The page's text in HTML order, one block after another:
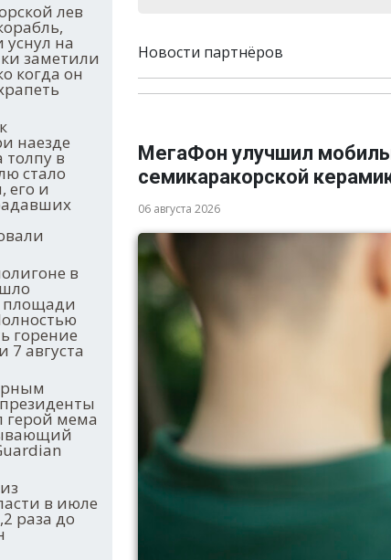
лев
уснул на
заметили
когда он
наезде
в
стало
его и
в
площади
горение
7 августа
герой мема
в июле
раза до
Новости партнёров
МегаФон улучшил
семикаракорской
06 августа 2026